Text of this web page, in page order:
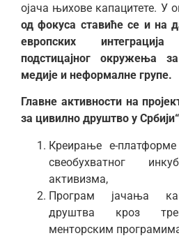
ојача њихове капацитете. У
од фокуса ставиће се и на
европских
подстицајног окружења
медије и неформалне групе.
Главне активности на
за цивилно друштво у Србији“
Креирање е-
свеобухватног
активизма,
Програм јачања
друштва кроз
менторским